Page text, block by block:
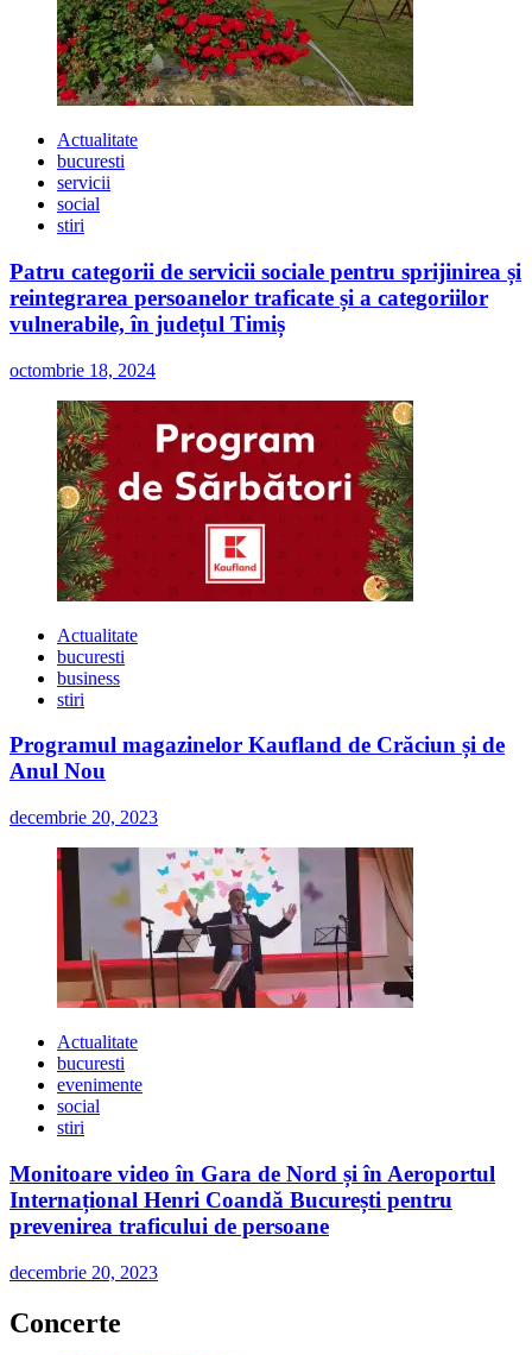
Actualitate
bucuresti
servicii
social
stiri
Patru categorii de servicii sociale pentru sprijinirea și
reintegrarea persoanelor traficate și a categoriilor
vulnerabile, în județul Timiș
octombrie 18, 2024
Actualitate
bucuresti
business
stiri
Programul magazinelor Kaufland de Crăciun și de
Anul Nou
decembrie 20, 2023
Actualitate
bucuresti
evenimente
social
stiri
Monitoare video în Gara de Nord și în Aeroportul
Internațional Henri Coandă București pentru
prevenirea traficului de persoane
decembrie 20, 2023
Concerte